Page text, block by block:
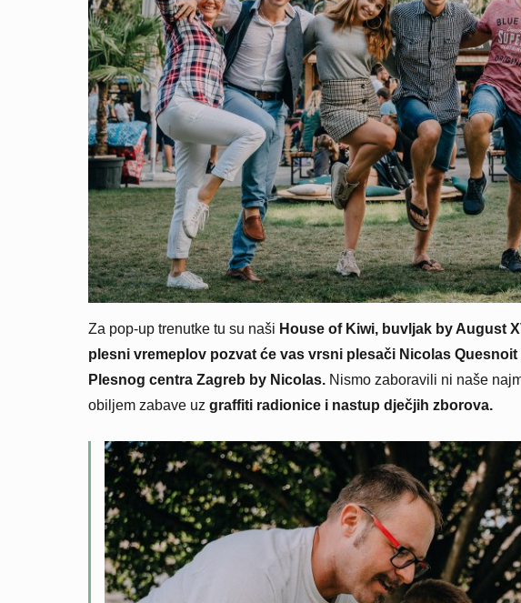
Za pop-up trenutke tu su naši House of Kiwi, buvljak by August
plesni vremeplov pozvat će vas vrsni plesači Nicolas
Plesnog centra Zagreb by Nicolas. Nismo zaboravili ni naše
obiljem zabave uz graffiti radionice i nastup dječjih zborova.